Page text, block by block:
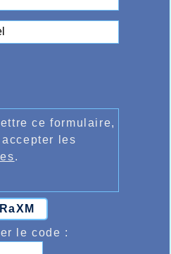
ce formulaire,
les
.
le code :